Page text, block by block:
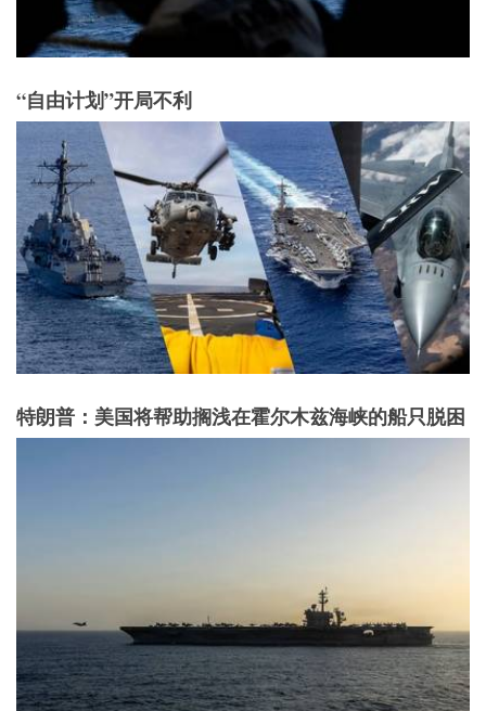
“自由计划”开局不利
特朗普：美国将帮助搁浅在霍尔木兹海峡的船只脱困